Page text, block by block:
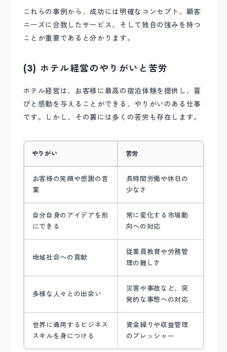
これらの事例から、成功には明確なコンセプト、顧客
ニーズに合致したサービス、そして独自の強みを持つ
ことが重要であると分かります。
(3) ホテル経営のやりがいと苦労
ホテル経営は、お客様に最高の宿泊体験を提供し、喜
びと感動を与えることができる、やりがいのある仕事
です。しかし、その裏には多くの苦労も存在します。
やりがい 苦労
お客様の笑顔や感謝の言
葉
長時間労働や休日の
少なさ
自分自身のアイデアを形
にできる
常に変化する市場動
向への対応
地域社会への貢献
従業員教育や労務管
理の難しさ
多様な人々との出会い
災害や事故など、突
発的な事態への対応
世界に通用するビジネス
スキルを身につける
資金繰りや収益管理
のプレッシャー